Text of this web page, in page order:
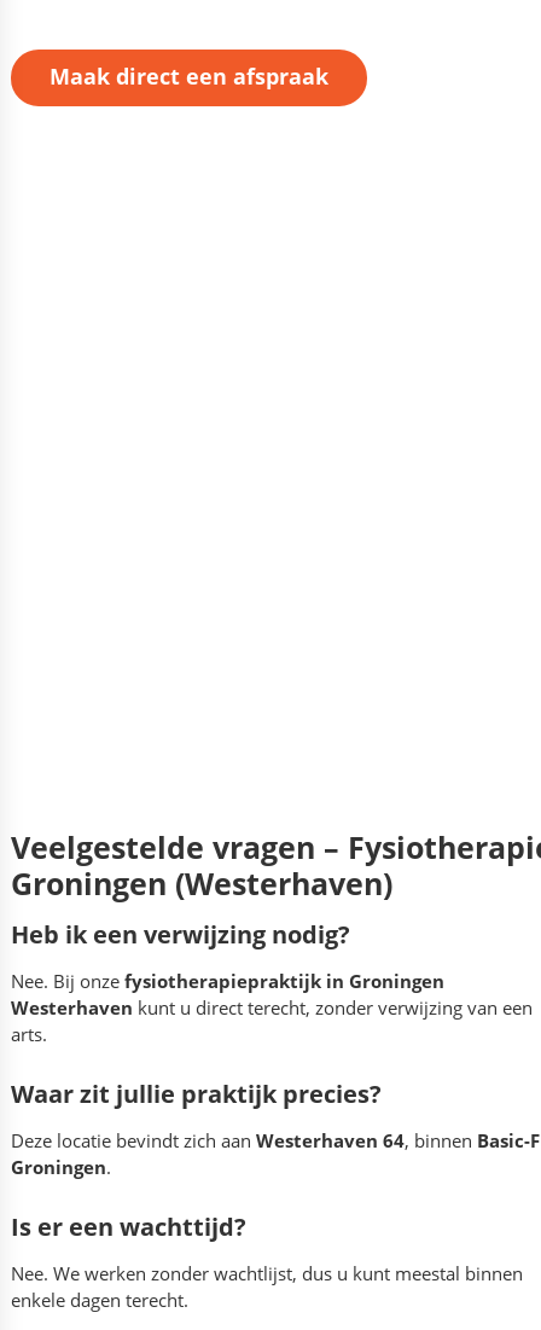
Maak direct een afspraak
Veelgestelde vragen –
Groningen (Westerhaven)
Heb ik een verwijzing nodig?
Nee. Bij onze fysiotherapiepraktijk in Groningen
Westerhaven kunt u direct terecht, zonder verwijzing van een
arts.
Waar zit jullie praktijk precies?
Deze locatie bevindt zich aan Westerhaven 64, binnen Basic-
Groningen.
Is er een wachttijd?
Nee. We werken zonder wachtlijst, dus u kunt meestal binnen
enkele dagen terecht.